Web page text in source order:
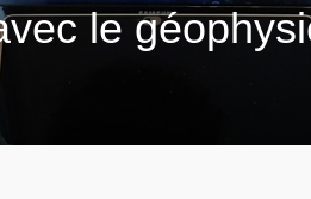
le